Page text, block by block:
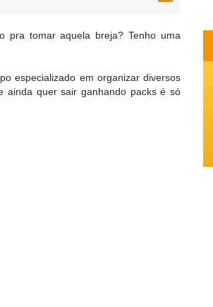
pra tomar aquela breja? Tenho uma
especializado em organizar diversos
ainda quer sair ganhando packs é só